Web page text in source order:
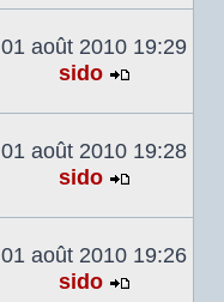
le
dernier
01 août 2010 19:29
sido
le
dernier
01 août 2010 19:28
sido
le
dernier
01 août 2010 19:26
sido